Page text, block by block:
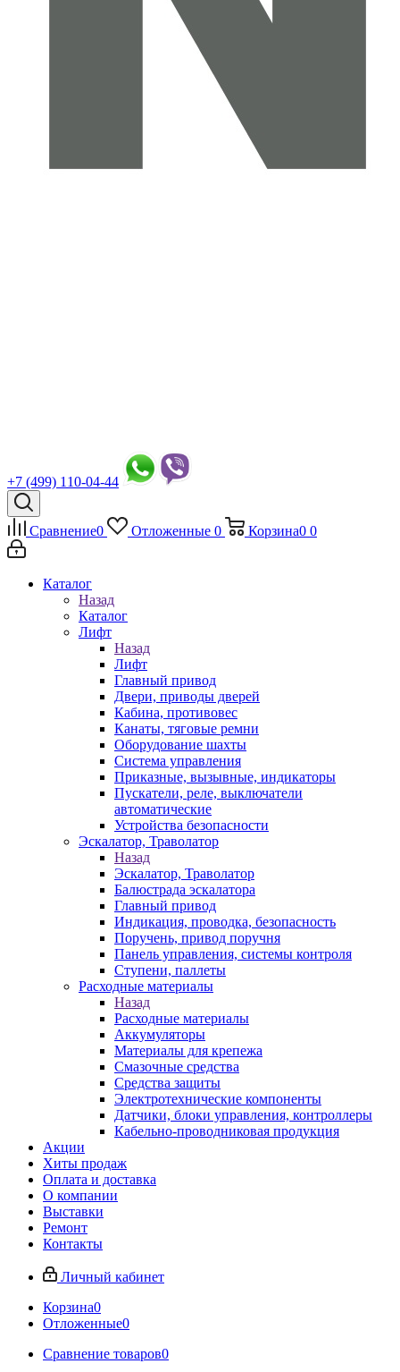
+7 (499) 110-04-44
Сравнение0 Отложенные 0 Корзина0 0
Каталог
Назад
Каталог
Лифт
Назад
Лифт
Главный привод
Двери, приводы дверей
Кабина, противовес
Канаты, тяговые ремни
Оборудование шахты
Система управления
Приказные, вызывные, индикаторы
Пускатели, реле, выключатели
автоматические
Устройства безопасности
Эскалатор, Траволатор
Назад
Эскалатор, Траволатор
Балюстрада эскалатора
Главный привод
Индикация, проводка, безопасность
Поручень, привод поручня
Панель управления, системы контроля
Ступени, паллеты
Расходные материалы
Назад
Расходные материалы
Аккумуляторы
Материалы для крепежа
Смазочные средства
Средства защиты
Электротехнические компоненты
Датчики, блоки управления, контроллеры
Кабельно-проводниковая продукция
Акции
Хиты продаж
Оплата и доставка
О компании
Выставки
Ремонт
Контакты
Личный кабинет
Корзина0
Отложенные0
Сравнение товаров0